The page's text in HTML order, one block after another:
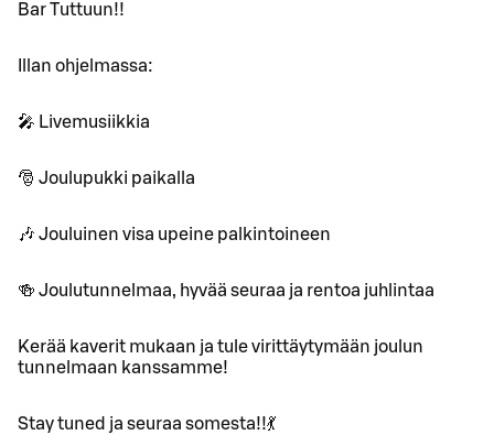
Bar Tuttuun!!
Illan ohjelmassa:
🎤 Livemusiikkia
🎅 Joulupukki paikalla
🎶 Jouluinen visa upeine palkintoineen
🍻 Joulutunnelmaa, hyvää seuraa ja rentoa juhlintaa
Kerää kaverit mukaan ja tule virittäytymään joulun
tunnelmaan kanssamme!
Stay tuned ja seuraa somesta!!💃